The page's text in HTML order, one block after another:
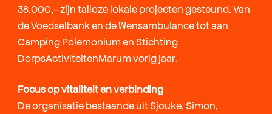
38.000,- zijn talloze lokale projecten gesteund. Van
de Voedselbank en de Wensambulance tot aan
Camping Polemonium en Stichting
DorpsActiviteitenMarum vorig jaar.
Focus op vitaliteit en verbinding
De organisatie bestaande uit Sjouke, Simon,